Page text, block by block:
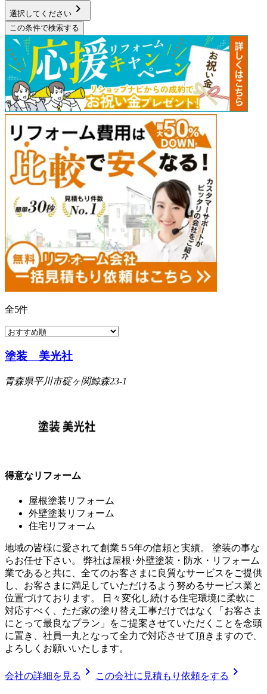
選択してください chevron_right
この条件で検索する
全5件
塗装 美光社
青森県平川市碇ヶ関鯨森23-1
得意なリフォーム
屋根塗装リフォーム
外壁塗装リフォーム
住宅リフォーム
地域の皆様に愛されて創業５5年の信頼と実績。 塗装の事な
らお任せ下さい。 弊社は屋根･外壁塗装・防水・リフォーム
業であると共に、全てのお客さまに良質なサービスをご提供
し、お客さまに満足していただけるよう努めるサービス業と
位置づけております。 日々変化し続ける住宅環境に柔軟に
対応すべく、ただ家の塗り替え工事だけではなく「お客さま
にとって最良なプラン」をご提案させていただくことを念頭
に置き、社員一丸となって全力で対応させて頂きますので、
よろしくお願いいたします。
会社の詳細を見る chevron_right この会社に見積もり依頼をする chevron_right